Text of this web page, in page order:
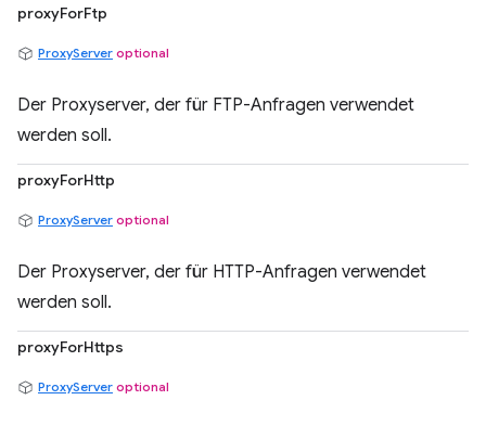
proxyForFtp
ProxyServer optional
Der Proxyserver, der für FTP-Anfragen verwendet
werden soll.
proxyForHttp
ProxyServer optional
Der Proxyserver, der für HTTP-Anfragen verwendet
werden soll.
proxyForHttps
ProxyServer optional